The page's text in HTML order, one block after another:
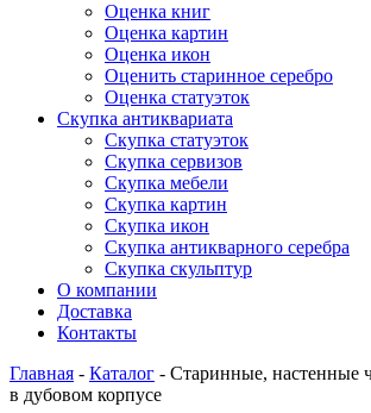
Оценка книг
Оценка картин
Оценка икон
Оценить старинное серебро
Оценка статуэток
Скупка антиквариата
Скупка статуэток
Скупка сервизов
Скупка мебели
Скупка картин
Скупка икон
Скупка антикварного серебра
Скупка скульптур
О компании
Доставка
Контакты
Главная - Каталог - Старинные, настенные
в дубовом корпусе